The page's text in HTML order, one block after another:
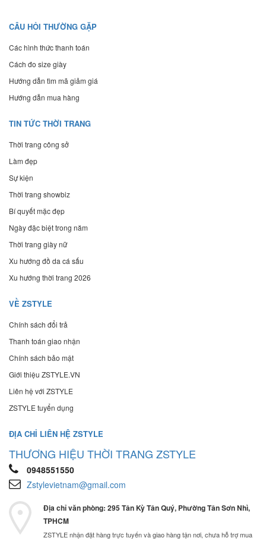
CÂU HỎI THƯỜNG GẶP
Các hình thức thanh toán
Cách đo size giày
Hướng dẫn tìm mã giảm giá
Hướng dẫn mua hàng
TIN TỨC THỜI TRANG
Thời trang công sở
Làm đẹp
Sự kiện
Thời trang showbiz
Bí quyết mặc đẹp
Ngày đặc biệt trong năm
Thời trang giày nữ
Xu hướng đồ da cá sấu
Xu hướng thời trang 2026
VỀ ZSTYLE
Chính sách đổi trả
Thanh toán giao nhận
Chính sách bảo mật
Giới thiệu ZSTYLE.VN
Liên hệ với ZSTYLE
ZSTYLE tuyển dụng
ĐỊA CHỈ LIÊN HỆ ZSTYLE
THƯƠNG HIỆU THỜI TRANG ZSTYLE
0948551550
Zstylevietnam@gmail.com
Địa chỉ văn phòng: 295 Tân Kỳ Tân Quý, Phường Tân Sơn Nhì,
TPHCM
ZSTYLE nhận đặt hàng trực tuyến và giao hàng tận nơi, chưa hỗ trợ mua